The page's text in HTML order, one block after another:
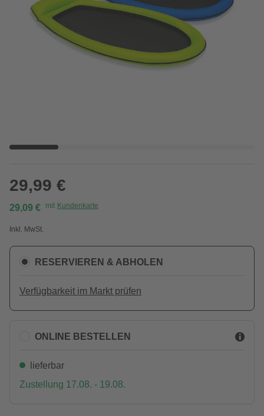
29,99 €
29,09 € mit Kundenkarte
Inkl. MwSt.
RESERVIEREN & ABHOLEN
Verfügbarkeit im Markt prüfen
ONLINE BESTELLEN
lieferbar
Zustellung 17.08. - 19.08.